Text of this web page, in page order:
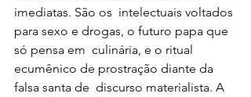
imediatas. São os  intelectuais voltados
para sexo e drogas, o futuro papa que
só pensa em  culinária, e o ritual
ecumênico de prostração diante da
falsa santa de  discurso materialista. A